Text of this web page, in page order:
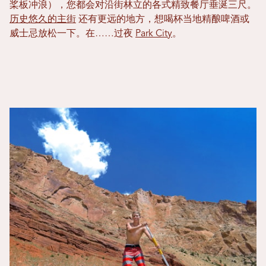
桨板冲浪），您都会对沿街林立的各式精致餐厅垂涎三尺。
历史悠久的主街 还有更远的地方，想喝杯当地精酿啤酒或
威士忌放松一下。在……过夜 Park City。